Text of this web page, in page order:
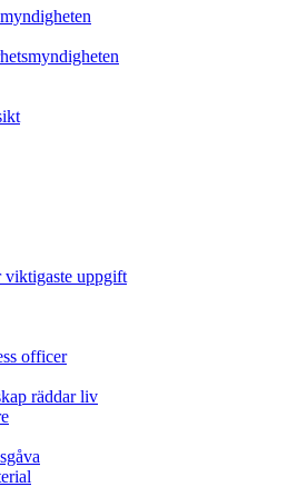
viktigaste uppgift
officer
räddar liv